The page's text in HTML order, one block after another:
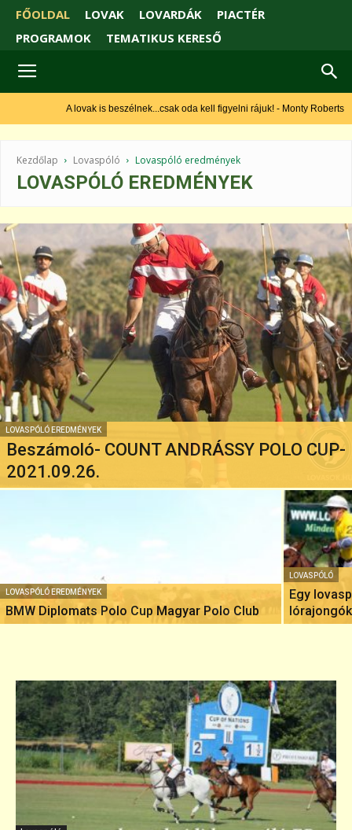
FŐOLDAL LOVAK LOVARDÁK
PIACTÉR
PROGRAMOK
TEMATIKUS KERESŐ
A lovak is beszélnek...csak oda kell figyelni rájuk! - Monty Roberts
Kezdőlap Lovaspóló Lovaspóló eredmények
LOVASPÓLÓ EREDMÉNYEK
LOVASPÓLÓ EREDMÉNYEK
Beszámoló- COUNT ANDRÁSSY POLO CUP-
2021.09.26.
LOVASPÓLÓ EREDMÉNYEK
BMW Diplomats Polo Cup Magyar Polo Club
LOVASPÓLÓ
Egy